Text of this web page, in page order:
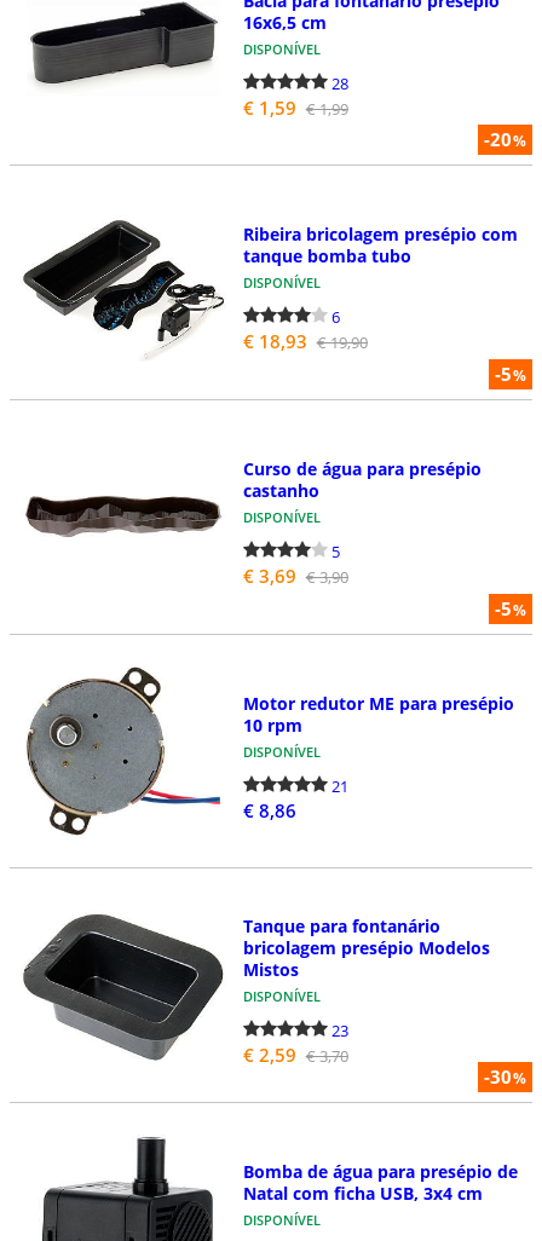
-20%
16x6,5 cm
DISPONÍVEL
28
€ 1,59 € 1,99
-5%
Ribeira bricolagem presépio com
tanque bomba tubo
DISPONÍVEL
6
€ 18,93 € 19,90
-5%
Curso de água para presépio
castanho
DISPONÍVEL
5
€ 3,69 € 3,90
Motor redutor ME para presépio
10 rpm
DISPONÍVEL
21
€ 8,86
-30%
Tanque para fontanário
bricolagem presépio Modelos
Mistos
DISPONÍVEL
23
€ 2,59 € 3,70
Bomba de água para presépio de
Natal com ficha USB, 3x4 cm
DISPONÍVEL